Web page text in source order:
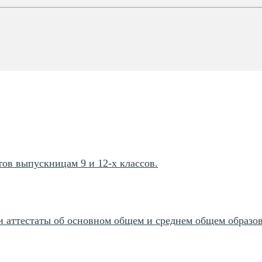
выпускницам 9 и 12-х классов.
об основном общем и среднем общем